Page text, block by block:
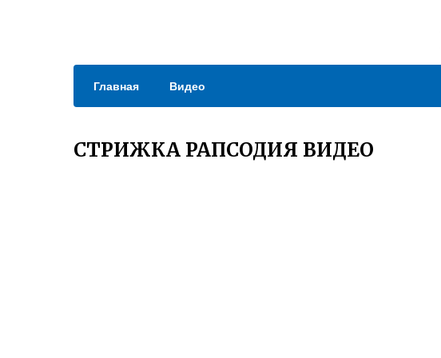
Главная Видео
СТРИЖКА РАПСОДИЯ ВИДЕО